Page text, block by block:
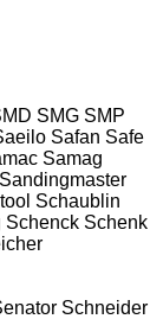
SMG SMP
Safan Safe
Samag
Sandingmaster
Schaublin
Schenck Schenk
Schneider